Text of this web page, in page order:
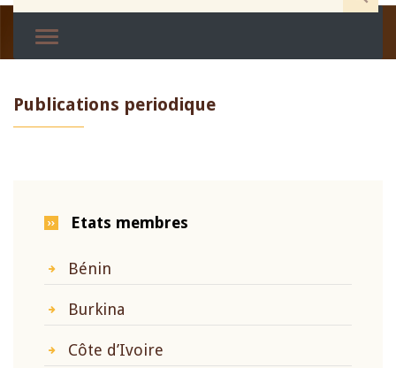
Publications periodique
Etats membres
Bénin
Burkina
Côte d’Ivoire